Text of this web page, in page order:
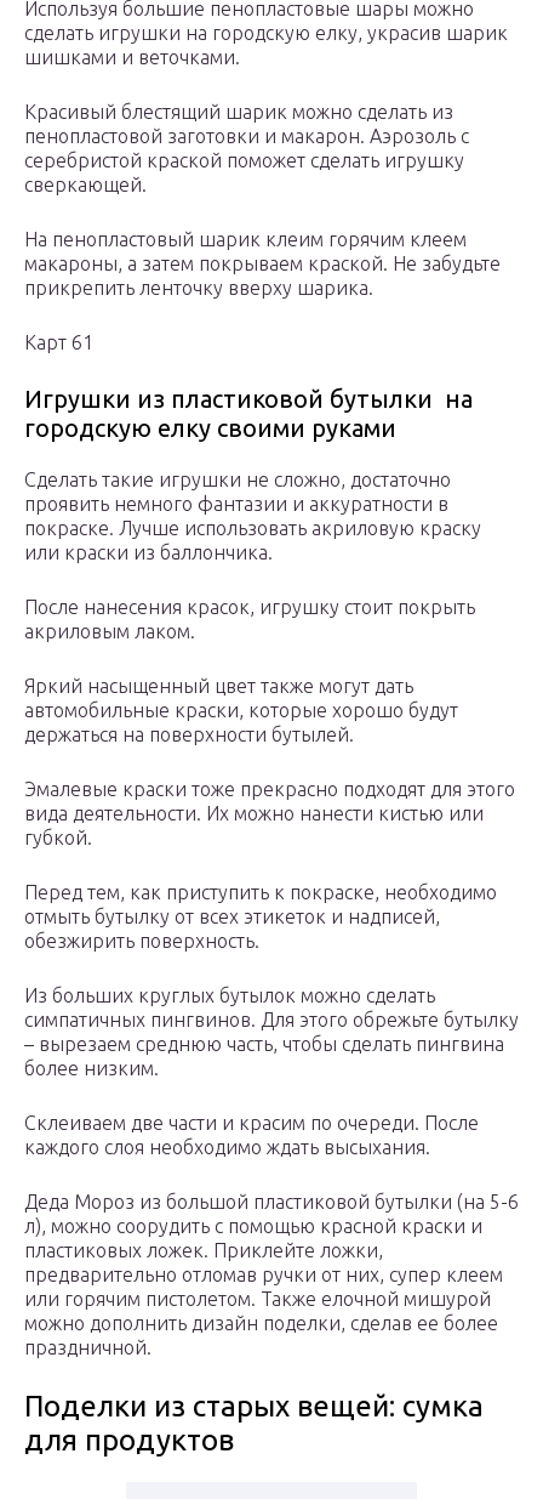
Используя большие пенопластовые шары можно
сделать игрушки на городскую елку, украсив шарик
шишками и веточками.
Красивый блестящий шарик можно сделать из
пенопластовой заготовки и макарон. Аэрозоль с
серебристой краской поможет сделать игрушку
сверкающей.
На пенопластовый шарик клеим горячим клеем
макароны, а затем покрываем краской. Не забудьте
прикрепить ленточку вверху шарика.
Карт 61
Игрушки из пластиковой бутылки на
городскую елку своими руками
Сделать такие игрушки не сложно, достаточно
проявить немного фантазии и аккуратности в
покраске. Лучше использовать акриловую краску
или краски из баллончика.
После нанесения красок, игрушку стоит покрыть
акриловым лаком.
Яркий насыщенный цвет также могут дать
автомобильные краски, которые хорошо будут
держаться на поверхности бутылей.
Эмалевые краски тоже прекрасно подходят для этого
вида деятельности. Их можно нанести кистью или
губкой.
Перед тем, как приступить к покраске, необходимо
отмыть бутылку от всех этикеток и надписей,
обезжирить поверхность.
Из больших круглых бутылок можно сделать
симпатичных пингвинов. Для этого обрежьте бутылку
– вырезаем среднюю часть, чтобы сделать пингвина
более низким.
Склеиваем две части и красим по очереди. После
каждого слоя необходимо ждать высыхания.
Деда Мороз из большой пластиковой бутылки (на 5-6
л), можно соорудить с помощью красной краски и
пластиковых ложек. Приклейте ложки,
предварительно отломав ручки от них, супер клеем
или горячим пистолетом. Также елочной мишурой
можно дополнить дизайн поделки, сделав ее более
праздничной.
Поделки из старых вещей: сумка
для продуктов